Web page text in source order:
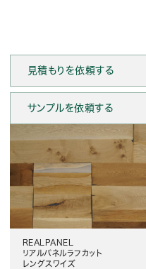
見積もりを依頼する
サンプルを依頼する
REALPANEL
リアルパネルラフカット
レングスワイズ